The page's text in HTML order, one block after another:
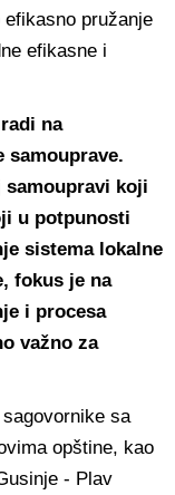
pružanje
efikasne i
na
samouprave.
samoupravi koji
u potpunosti
sistema lokalne
fokus je na
i procesa
važno za
sa
opštine, kao
- Plav